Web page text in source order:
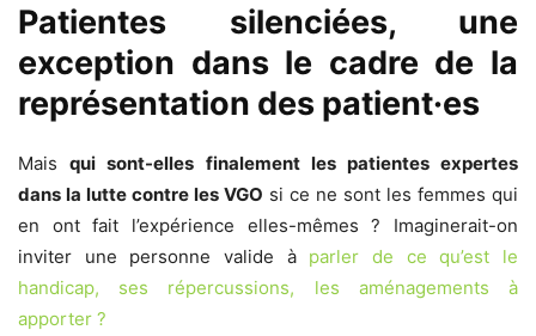
Patientes silenciées, une
exception dans le cadre de la
représentation des patient·es
Maisqui sont-elles finalement les patientes expertes
dans la lutte contre les VGO si ce ne sont les femmes qui
en ont fait l’expérience elles-mêmes ? Imaginerait-on
inviter une personne valide à parler de ce qu’est le
handicap, ses répercussions, les aménagements à
apporter ?